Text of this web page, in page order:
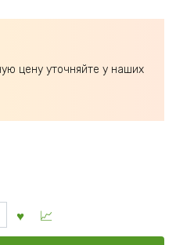
цену уточняйте у наших